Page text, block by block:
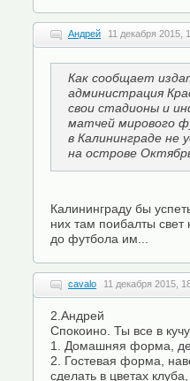
Андрей 11 декабря 2015,
Как сообщает
администрация
свои стадионы и
матчей мирового
в Калининграде не
на острове
Калининграду бы
них там поибалты
до футбола им...
cavalo 11 декабря 2015,
2.Андрей
Спокоино. Ты все в
1. Домашняя форма,
2. Гостевая форма,
сделать в цветах